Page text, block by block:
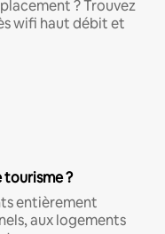
? Trouvez
wifi haut débit et
tourisme ?
entièrement
aux logements